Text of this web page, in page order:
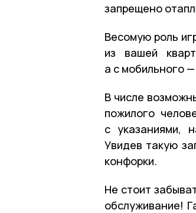
запрещено
Весомую роль
из вашей
а с мобильного —
В числе
пожилого
с указаниями,
Увидев такую
конфорки.
Не стоит
обслуживание!